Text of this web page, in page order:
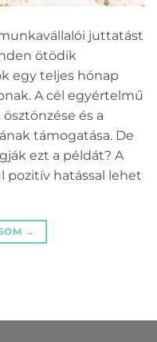
juttatást
ötödik
egy teljes hónap
A cél egyértelmű
és a
támogatása. De
ezt a példát? A
pozitív hatással lehet
→